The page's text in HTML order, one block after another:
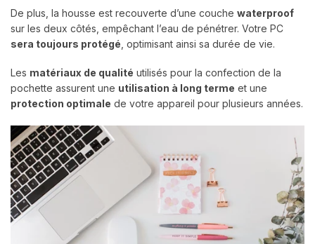
De plus, la housse est recouverte d’une couche waterproof
sur les deux côtés, empêchant l’eau de pénétrer. Votre PC
sera toujours protégé , optimisant ainsi sa durée de vie.
Les matériaux de qualité utilisés pour la confection de la
pochette assurent une utilisation à long terme et une
protection optimale de votre appareil pour plusieurs années.